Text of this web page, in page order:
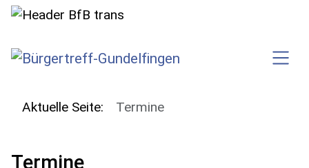
SKIP TO MAIN CONTENT
Aktuelle Seite: Termine
Termine